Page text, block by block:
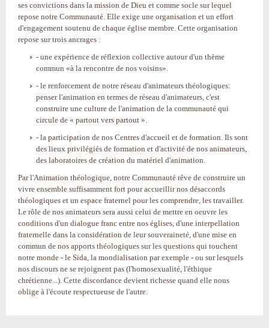
ses convictions dans la mission de Dieu et comme socle sur lequel
repose notre Communauté. Elle exige une organisation et un effort
d'engagement soutenu de chaque église membre. Cette organisation
repose sur trois ancrages :
- une expérience de réflexion collective autour d'un thème
commun «à la rencontre de nos voisins».
- le renforcement de notre réseau d'animateurs théologiques:
penser l'animation en termes de réseau d'animateurs, c'est
construire une culture de l'animation de la communauté qui
circule de « partout vers partout ».
- la participation de nos Centres d'accueil et de formation. Ils sont
des lieux privilégiés de formation et d'activité de nos animateurs,
des laboratoires de création du matériel d'animation.
Par l'Animation théologique, notre Communauté rêve de construire un
vivre ensemble suffisamment fort pour accueillir nos désaccords
théologiques et un espace fraternel pour les comprendre, les travailler.
Le rôle de nos animateurs sera aussi celui de mettre en oeuvre les
conditions d'un dialogue franc entre nos églises, d'une interpellation
fraternelle dans la considération de leur souveraineté, d'une mise en
commun de nos apports théologiques sur les questions qui touchent
notre monde - le Sida, la mondialisation par exemple - ou sur lesquels
nos discours ne se rejoignent pas (l'homosexualité, l'éthique
chrétienne...). Cette discordance devient richesse quand elle nous
oblige à l'écoute respectueuse de l'autre.